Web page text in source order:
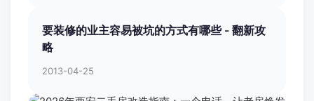
要装修的业主容易被坑的方式有哪些 - 翻新攻
略
2013-04-25